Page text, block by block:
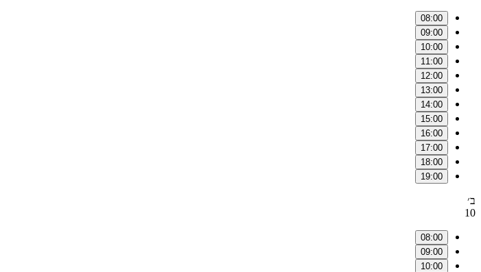
08:00
09:00
10:00
11:00
12:00
13:00
14:00
15:00
16:00
17:00
18:00
19:00
ב׳
10
08:00
09:00
10:00